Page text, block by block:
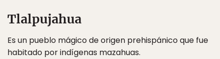
Tlalpujahua
Es un pueblo mágico de origen prehispánico que fue
habitado por indígenas mazahuas.